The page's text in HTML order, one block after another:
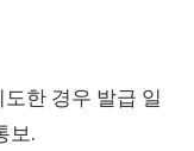
한 경우 발급 일
보.